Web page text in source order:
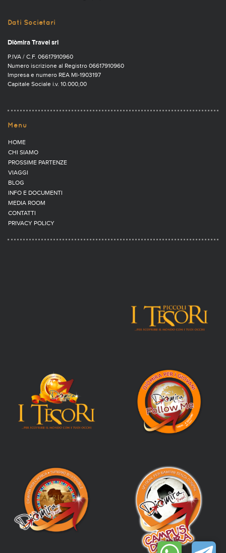
Dati Societari
Diòmira Travel srl
P.IVA / C.F. 06617910960
Numero iscrizione al Registro 06617910960
Impresa e numero REA MI-1903197
Capitale Sociale i.v. 10.000,00
Menu
HOME
CHI SIAMO
PROSSIME PARTENZE
VIAGGI
BLOG
INFO E DOCUMENTI
MEDIA ROOM
CONTATTI
PRIVACY POLICY